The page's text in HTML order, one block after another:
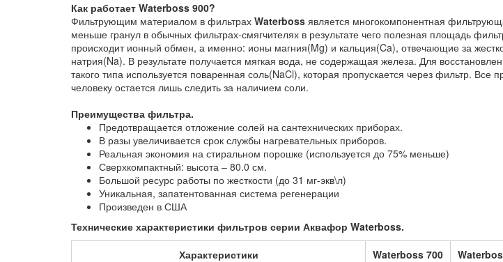
Как работает Waterboss 900?
Фильтрующим материалом в фильтрах Waterboss является многокомпонентная
меньше гранул в обычных фильтрах-смягчителях в результате чего полезная площадь
происходит ионный обмен, а именно: ионы магния(Mg) и кальция(Ca), отвечающие за
натрия(Na). В результате получается мягкая вода, не содержащая железа. Для
такого типа используется поваренная соль(NaCl), которая пропускается через фильтр.
человеку остается лишь следить за наличием соли.
Преимущества фильтра.
Предотвращается отложение солей на сантехнических приборах.
В разы увеличивается срок службы нагревательных приборов.
Реальная экономия на стиральном порошке (используется до 75% меньше)
Сверхкомпактный: высота – 80.0 см.
Большой ресурс работы по жесткости (до 31 мг-экв\л)
Уникальная, запатентованная система регенерации
Произведен в США
Технические характеристики фильтров серии Аквафор Waterboss.
Характеристики
Waterboss 700